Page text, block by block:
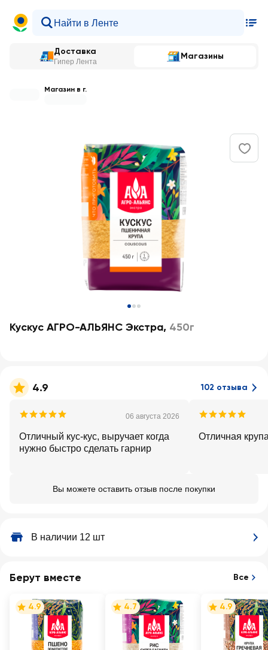
Доставка
Гипер Лента
Магазины
Магазин в г.
Кускус АГРО-АЛЬЯНС Экстра, 450г
4.9 102 отзыва
06 августа 2026
Отличный кус-кус, выручает когда
нужно быстро сделать гарнир
Отличная
Вы можете оставить отзыв после покупки
В наличии 12 шт
Берут вместе Все
4.9 4.7 4.9